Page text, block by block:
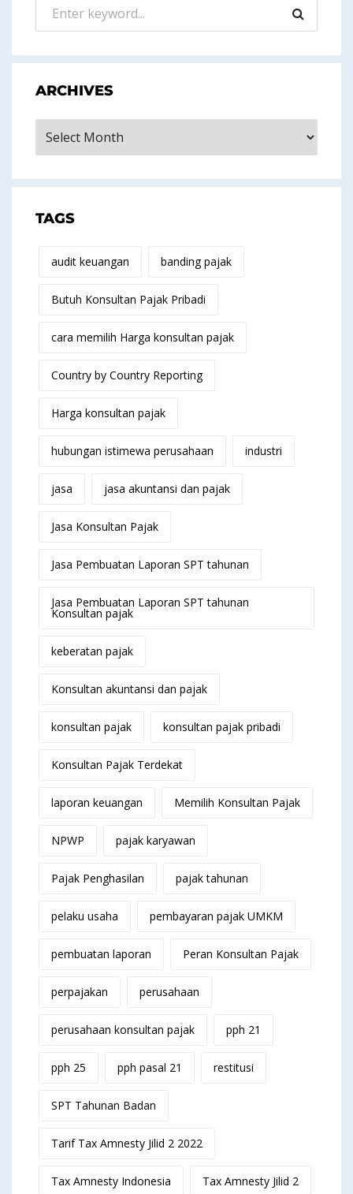
ARCHIVES
TAGS
audit keuangan banding pajak
Butuh Konsultan Pajak Pribadi
cara memilih Harga konsultan pajak
Country by Country Reporting
Harga konsultan pajak
hubungan istimewa perusahaan industri
jasa jasa akuntansi dan pajak
Jasa Konsultan Pajak
Jasa Pembuatan Laporan SPT tahunan
Jasa Pembuatan Laporan SPT tahunan
Konsultan pajak
keberatan pajak
Konsultan akuntansi dan pajak
konsultan pajak konsultan pajak pribadi
Konsultan Pajak Terdekat
laporan keuangan Memilih Konsultan Pajak
NPWP pajak karyawan
Pajak Penghasilan pajak tahunan
pelaku usaha pembayaran pajak UMKM
pembuatan laporan Peran Konsultan Pajak
perpajakan perusahaan
perusahaan konsultan pajak pph 21
pph 25 pph pasal 21 restitusi
SPT Tahunan Badan
Tarif Tax Amnesty Jilid 2 2022
Tax Amnesty Indonesia Tax Amnesty Jilid 2